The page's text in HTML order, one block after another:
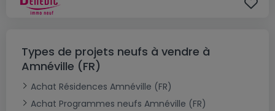
Types de projets neufs à vendre à
Amnéville (FR)
Achat Résidences Amnéville (FR)
Achat Programmes neufs Amnéville (FR)